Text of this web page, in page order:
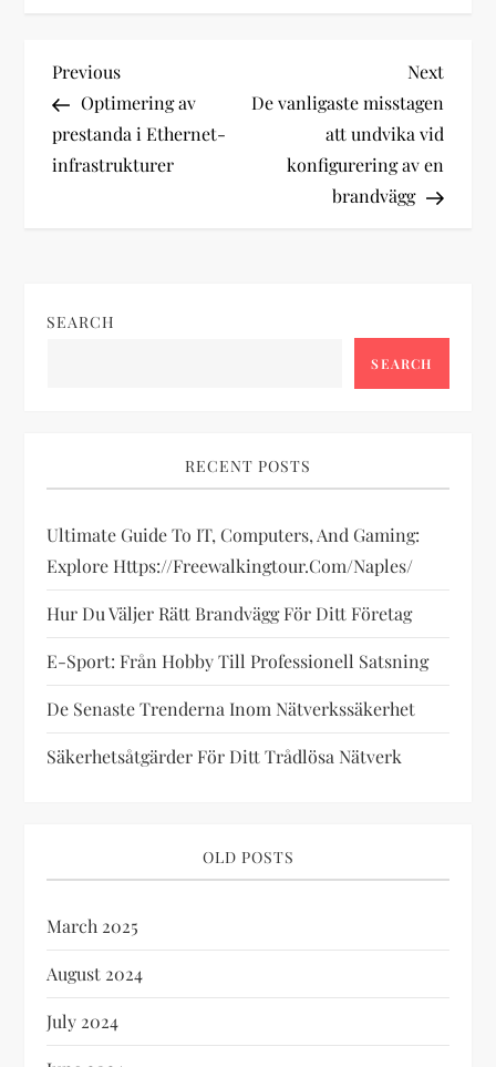
P
o
s
a
g
a
t
i
o
n
Previous
Post
Previous
Optimering av
prestanda i Ethernet-
infrastrukturer
Next
Post
Next
De vanligaste misstagen
att undvika vid
konfigurering av en
brandvägg
SEARCH
SEARCH
RECENT POSTS
Ultimate Guide To IT, Computers, And Gaming:
Explore Https://freewalkingtour.com/naples/
Hur Du Väljer Rätt Brandvägg För Ditt Företag
E-Sport: Från Hobby Till Professionell Satsning
De Senaste Trenderna Inom Nätverkssäkerhet
Säkerhetsåtgärder För Ditt Trådlösa Nätverk
OLD POSTS
March 2025
August 2024
July 2024